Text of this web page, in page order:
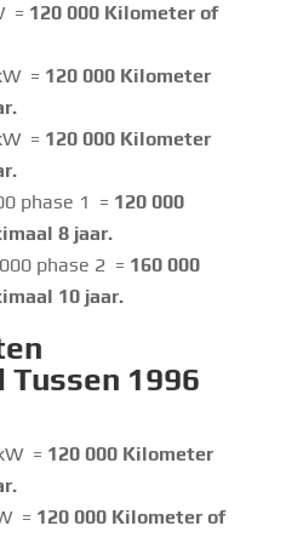
= 120 000 Kilometer of
= 120 000 Kilometer
= 120 000 Kilometer
phase 1 = 120 000
8 jaar.
phase 2 = 160 000
10 jaar.
1996
= 120 000 Kilometer
= 120 000 Kilometer of